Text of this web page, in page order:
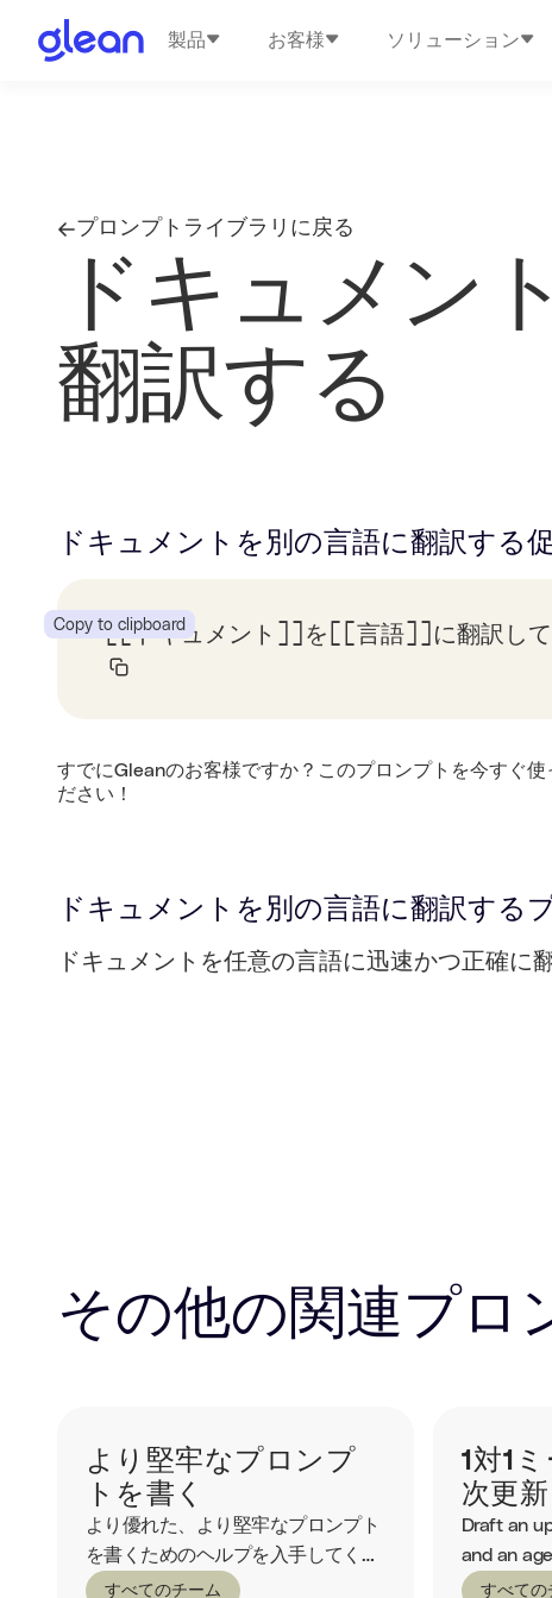
製品 お客様 ソリューション
プロンプトライブラリに戻る
ドキュメン
翻訳する
ドキュメントを別の言語に翻訳する
[[ドキュメント]]を[[言語]]に翻訳して
Copy to clipboard
すでにGleanのお客様ですか？このプロンプトを今すぐ使
ださい！
ドキュメントを別の言語に翻訳する
ドキュメントを任意の言語に迅速かつ正確に
その他の関連プロ
より堅牢なプロンプ
トを書く
より優れた、より堅牢なプロンプト
を書くためのヘルプを入手してくだ
さい。
すべてのチーム
1対1
次更新
Draft an
and an
すべての